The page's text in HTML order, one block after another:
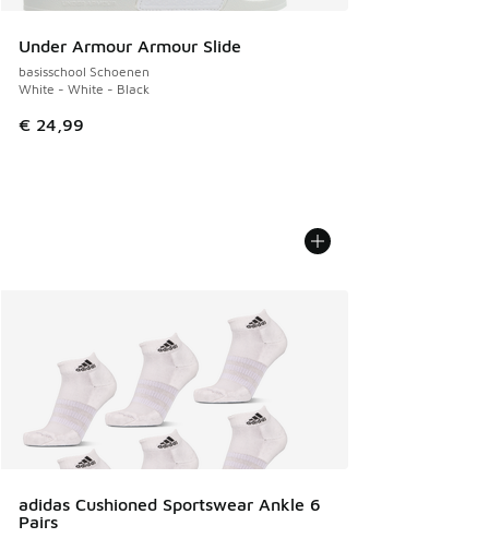
Under Armour Armour Slide
basisschool Schoenen
White - White - Black
€ 24,99
adidas Cushioned Sportswear Ankle 6
Pairs